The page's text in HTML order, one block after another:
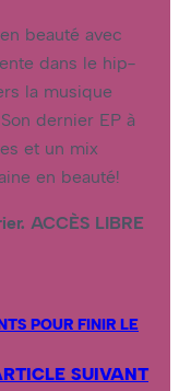
beauté avec
dans le hip-
la musique
dernier EP à
et un mix
en beauté!
ACCÈS LIBRE
POUR FINIR LE
SUIVANT